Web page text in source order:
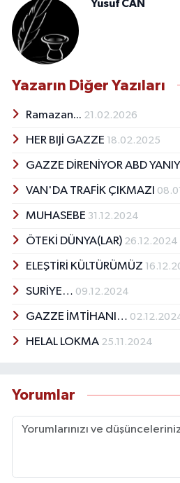
Yusuf CAN
Yazarın Diğer Yazıları
Ramazan... 21.02.2026
HER BIJİ GAZZE 18.02.2025
GAZZE DİRENİYOR ABD
VAN'DA TRAFİK ÇIKMAZI
MUHASEBE 31.12.2024
ÖTEKİ DÜNYA(LAR) 26.12.2024
ELEŞTİRİ KÜLTÜRÜMÜZ
SURİYE… 09.12.2024
GAZZE İMTİHANI…
HELAL LOKMA 25.11.2024
Yorumlar